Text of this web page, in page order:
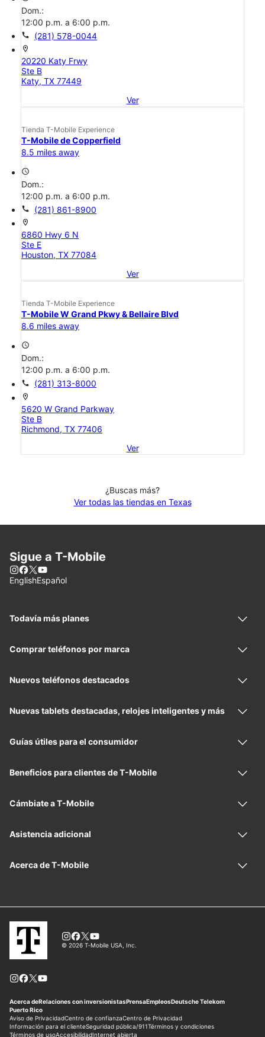
Dom.:
12:00 p.m. a 6:00 p.m.
call (281) 578-0044
location_on
20220 Katy Frwy
Ste B
Katy, TX 77449
Ver
Tienda T-Mobile Experience
T-Mobile de Copperfield
8.5 miles away
access_time
Dom.:
12:00 p.m. a 6:00 p.m.
call (281) 861-8900
location_on
6860 Hwy 6 N
Ste E
Houston, TX 77084
Ver
Tienda T-Mobile Experience
T-Mobile W Grand Pkwy & Bellaire Blvd
8.6 miles away
access_time
Dom.:
12:00 p.m. a 6:00 p.m.
call (281) 313-8000
location_on
5620 W Grand Parkway
Ste B
Richmond, TX 77406
Ver
¿Buscas más?
Ver todas las tiendas en Texas